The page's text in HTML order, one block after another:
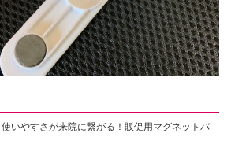
使いやすさが来院に繋がる！販促用マグネットバ